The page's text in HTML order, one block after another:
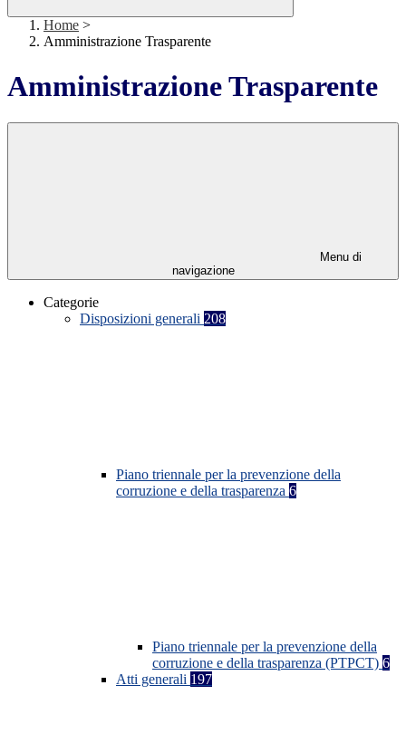
Home >
Amministrazione Trasparente
Amministrazione Trasparente
Menu di
navigazione
Categorie
Disposizioni generali 208
Piano triennale per la prevenzione della
corruzione e della trasparenza 6
Piano triennale per la prevenzione della
corruzione e della trasparenza (PTPCT) 6
Atti generali 197